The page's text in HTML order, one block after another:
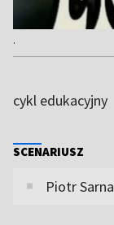
.
cykl edukacyjny
SCENARIUSZ
Piotr Sarna